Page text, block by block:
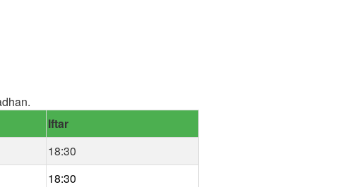
Iftar
18:30
18:30